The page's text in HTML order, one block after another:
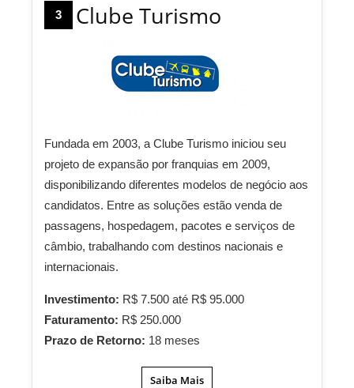
3 Clube Turismo
Fundada em 2003, a Clube Turismo iniciou seu
projeto de expansão por franquias em 2009,
disponibilizando diferentes modelos de negócio aos
candidatos. Entre as soluções estão venda de
passagens, hospedagem, pacotes e serviços de
câmbio, trabalhando com destinos nacionais e
internacionais.
Investimento: R$ 7.500 até R$ 95.000
Faturamento: R$ 250.000
Prazo de Retorno: 18 meses
Saiba Mais